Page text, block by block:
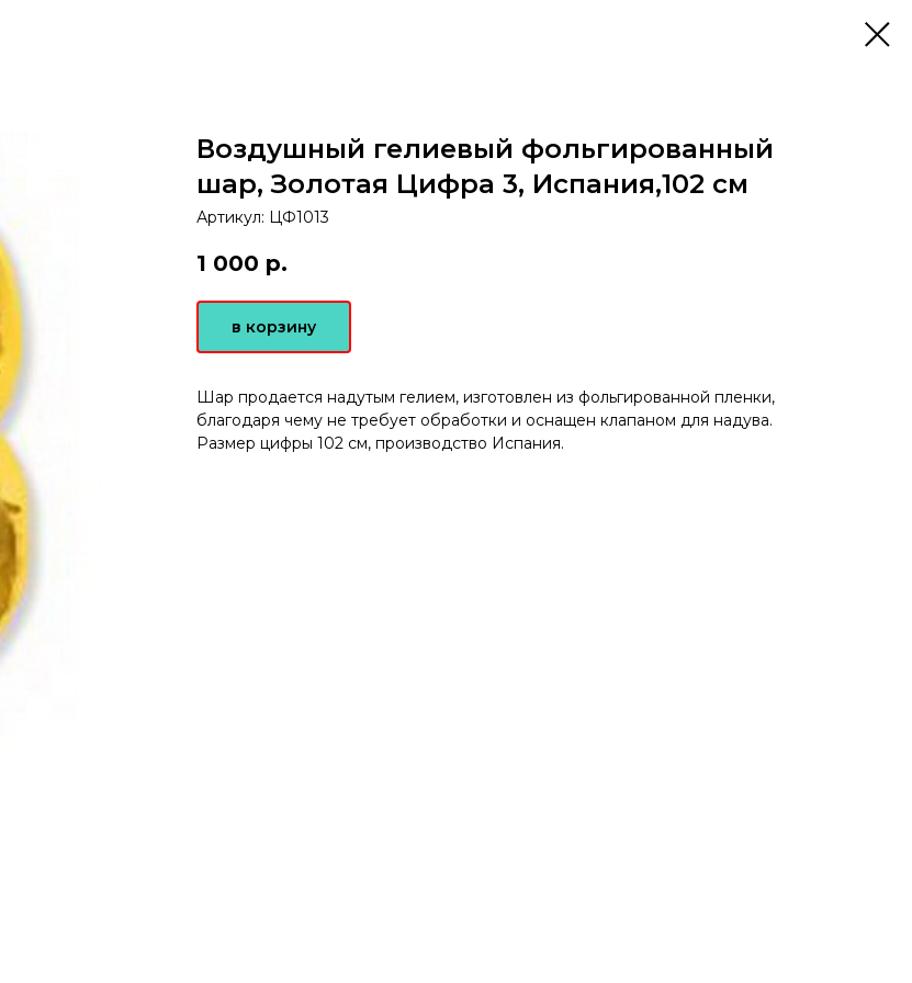
Воздушный гелиевый фольгированный
шар, Золотая Цифра 3, Испания,102 см
Артикул: ЦФ1013
1 000 р.
в корзину
Шар продается надутым гелием, изготовлен из фольгированной пленки,
благодаря чему не требует обработки и оснащен клапаном для надува.
Размер цифры 102 см, производство Испания.